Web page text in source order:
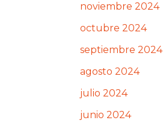
noviembre 2024
octubre 2024
septiembre 2024
agosto 2024
julio 2024
junio 2024